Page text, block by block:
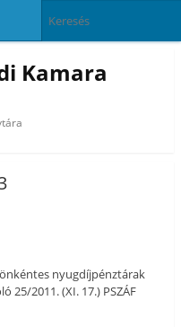
Kamara
nyugdíjpénztárak
25/2011. (XI. 17.) PSZÁF